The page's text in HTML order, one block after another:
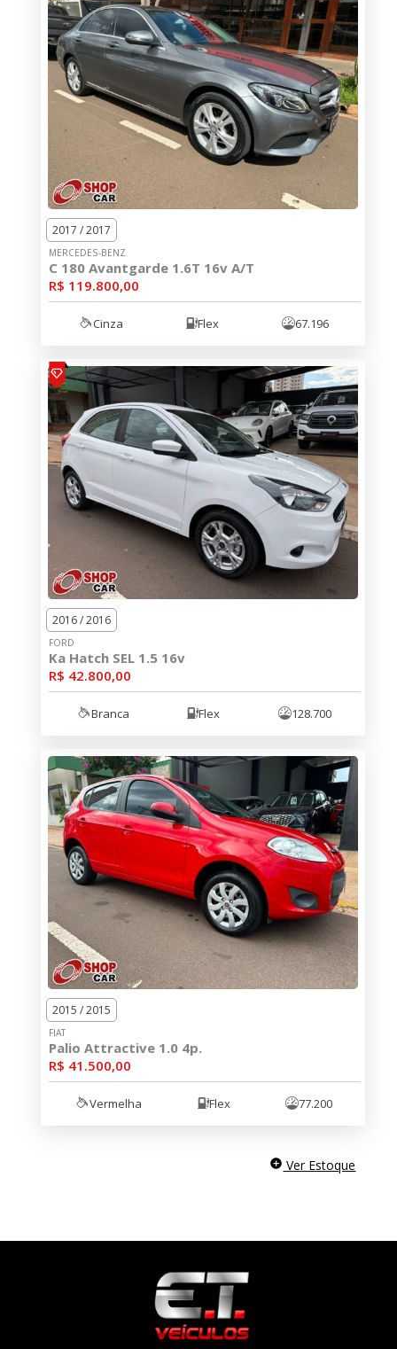
2017 / 2017
MERCEDES-BENZ
C 180 Avantgarde 1.6T 16v A/T
R$ 119.800,00
Cinza Flex 67.196
2016 / 2016
FORD
Ka Hatch SEL 1.5 16v
R$ 42.800,00
Branca Flex 128.700
2015 / 2015
FIAT
Palio Attractive 1.0 4p.
R$ 41.500,00
Vermelha Flex 77.200
Ver Estoque